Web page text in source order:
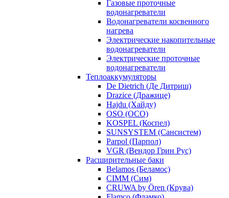
Газовые проточные
водонагреватели
Водонагреватели косвенного
нагрева
Электрические накопительные
водонагреватели
Электрические проточные
водонагреватели
Теплоаккумуляторы
De Dietrich (Де Дитриш)
Drazice (Дражице)
Hajdu (Хайду)
OSO (ОСО)
KOSPEL (Коспел)
SUNSYSTEM (Сансистем)
Parpol (Парпол)
VGR (Вендор Грин Рус)
Расширительные баки
Belamos (Беламос)
CIMM (Сим)
CRUWA by Ören (Крува)